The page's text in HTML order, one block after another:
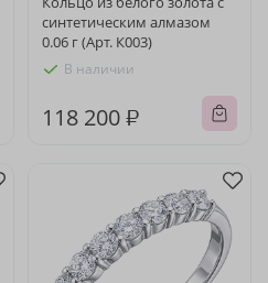
синтетическим алмазом
0.06 г (Арт. К003)
В наличии
118 200 ₽